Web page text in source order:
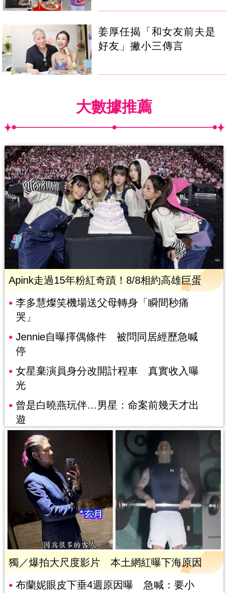
姜厚任揭「和女友前夫是
好友」撇小三傳言
大數據推薦
Apink走過15年粉紅奇蹟！8/8相約高雄巨蛋
李多慧燦笑機場送父母轉身「瞬間秒痛
哭」
Jennie自曝擇偶條件 被問同居經歷急喊
停
女星棄演員身分改開計程車 真實收入曝
光
曾是白曉燕玩伴…男星：命案前幾天才出
遊
獨／爆拍大尺度影片 本土網紅曝下海原因
布蘭妮眼皮下垂4週原因曝 急喊：要小